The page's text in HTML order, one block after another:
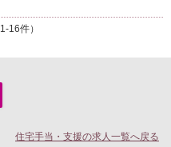
16件）
住宅手当・支援の求人一覧へ戻る